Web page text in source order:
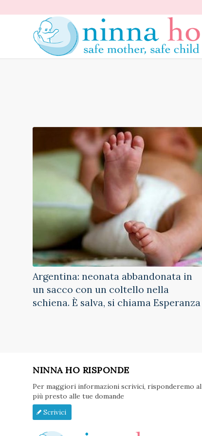
Argentina: neonata abbandonata in
un sacco con un coltello nella
schiena. È salva, si chiama Esperanza
NINNA HO RISPONDE
Per maggiori informazioni scrivici, risponderemo al
più presto alle tue domande
Scrivici